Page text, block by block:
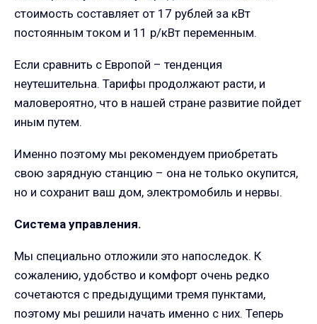
стоимость составляет от 17 рублей за кВт
постоянным током и 11 р/кВт переменным.
Если сравнить с Европой – тенденция
неутешительна. Тарифы продолжают расти, и
маловероятно, что в нашей стране развитие пойдет
иным путем.
Именно поэтому мы рекомендуем приобретать
свою зарядную станцию – она не только окупится,
но и сохранит ваш дом, электромобиль и нервы.
Система управления.
Мы специально отложили это напоследок. К
сожалению, удобство и комфорт очень редко
сочетаются с предыдущими тремя пунктами,
поэтому мы решили начать именно с них. Теперь